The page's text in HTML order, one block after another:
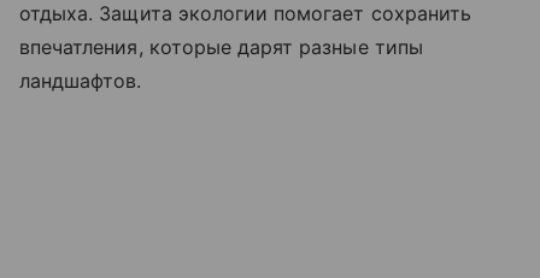
отдыха. Защита экологии помогает сохранить
впечатления, которые дарят разные типы
ландшафтов.